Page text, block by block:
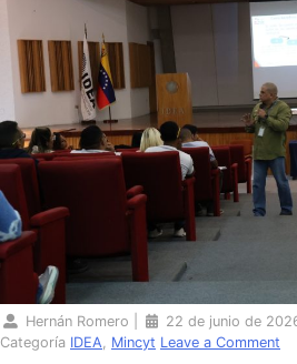
Hernán Romero
22 de junio de
Categoría IDEA, Mincyt Leave a Comment